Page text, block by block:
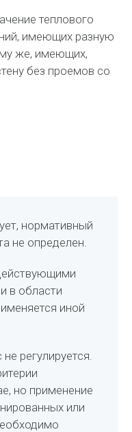
теплового
имеющих разную
же, имеющих,
без проемов со
нормативный
не определен.
в области
иной
регулируется.
но применение
или